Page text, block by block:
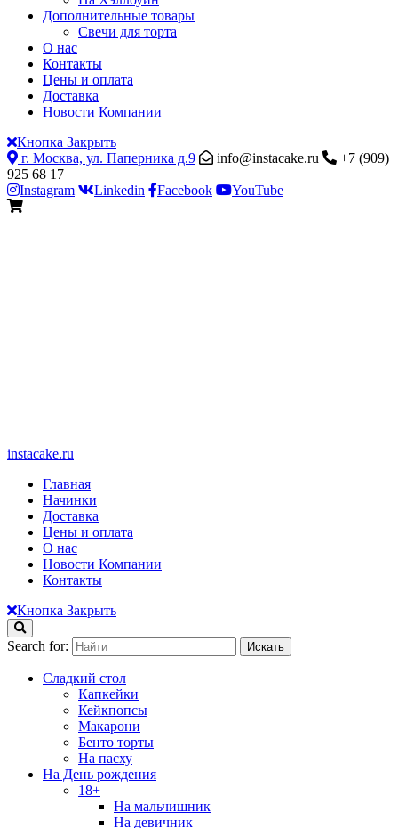
Дополнительные товары
Свечи для торта
О нас
Контакты
Цены и оплата
Доставка
Новости Компании
Кнопка Закрыть
г. Москва, ул. Паперника д.9
info@instacake.ru
+7 (909)
925 68 17
Instagram
Linkedin Facebook YouTube
instacake.ru
Главная
Начинки
Доставка
Цены и оплата
О нас
Новости Компании
Контакты
Кнопка Закрыть
Search for:
Сладкий стол
Капкейки
Кейкпопсы
Макарони
Бенто торты
На пасху
На День рождения
18+
На мальчишник
На девичник